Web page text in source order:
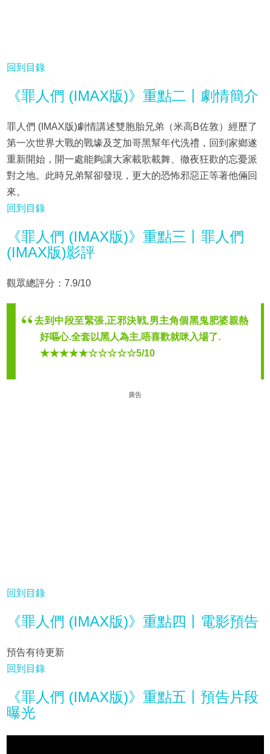
回到目錄
《罪人們 (IMAX版)》重點二丨劇情簡介
罪人們 (IMAX版)劇情講述雙胞胎兄弟（米高B佐敦）經歷了
第一次世界大戰的戰壕及芝加哥黑幫年代洗禮，回到家鄉遂
重新開始，開一處能夠讓大家載歌載舞、徹夜狂歡的忘憂派
對之地。此時兄弟幫卻發現，更大的恐怖邪惡正等著他倆回
來。
回到目錄
《罪人們 (IMAX版)》重點三丨罪人們
(IMAX版)影評
觀眾總評分：7.9/10
去到中段至緊張,正邪決戦,男主角個黑鬼肥婆親熱
好嘔心.全套以黑人為主,唔喜歡就咪入場了.
★★★★★☆☆☆☆☆5/10
廣告
回到目錄
《罪人們 (IMAX版)》重點四丨電影預告
預告有待更新
回到目錄
《罪人們 (IMAX版)》重點五丨預告片段
曝光